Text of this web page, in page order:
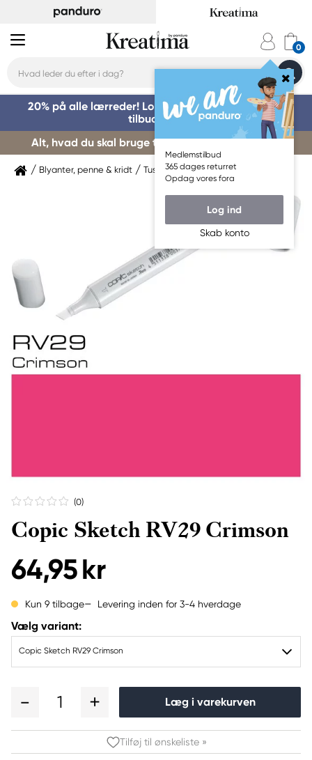
Medlemstilbud
365 dages returret
Opdag vores fora
Log ind
Skab konto
20% på alle lærreder! Log på for at benytte dig af
tilbuddet »
Alt, hvad du skal bruge til kursusstart – køb her »
Blyanter, penne & kridt Tuschpenne & markers
(0)
Copic Sketch RV29 Crimson
64,95 kr
Kun 9 tilbage Levering inden for 3-4 hverdage
Vælg variant:
Copic Sketch RV29 Crimson
1 Læg i varekurven
Tilføj til ønskeliste »